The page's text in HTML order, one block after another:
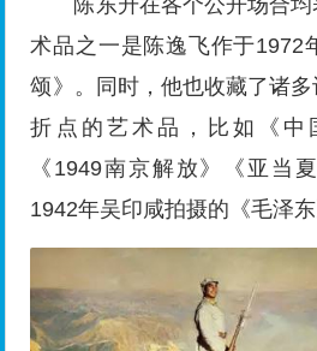
陈东升在各个公开场合
术品之一是陈逸飞作于1972
颂》。同时，他也收藏了诸
折点的艺术品，比如《中
《1949南京解放》《亚当
1942年吴印咸拍摄的《毛泽东